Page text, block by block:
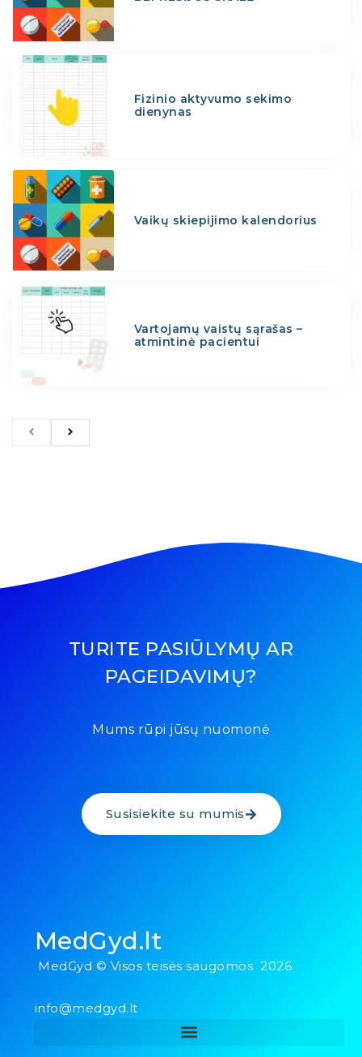
Fizinio aktyvumo sekimo
dienynas
Vaikų skiepijimo kalendorius
Vartojamų vaistų sąrašas –
atmintinė pacientui
TURITE PASIŪLYMŲ AR
PAGEIDAVIMŲ?
Mums rūpi jūsų nuomonė
Susisiekite su mumis
MedGyd.lt
MedGyd © Visos teisės saugomos 2026
info@medgyd.lt